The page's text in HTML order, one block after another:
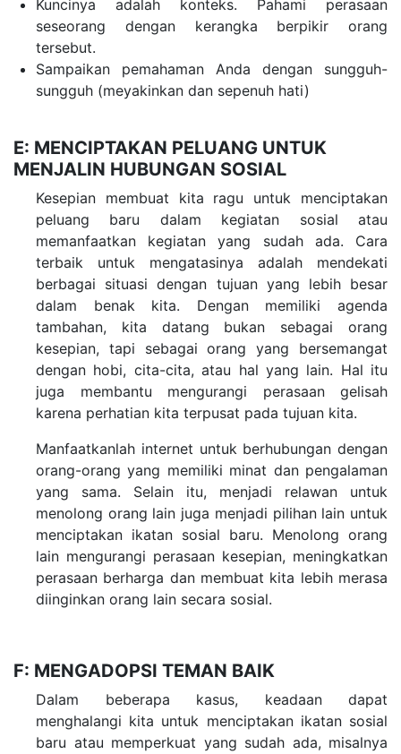
Kuncinya adalah konteks. Pahami perasaan
seseorang dengan kerangka berpikir orang
tersebut.
Sampaikan pemahaman Anda dengan sungguh-
sungguh (meyakinkan dan sepenuh hati)
E: MENCIPTAKAN PELUANG UNTUK
MENJALIN HUBUNGAN SOSIAL
Kesepian membuat kita ragu untuk menciptakan
peluang baru dalam kegiatan sosial atau
memanfaatkan kegiatan yang sudah ada. Cara
terbaik untuk mengatasinya adalah mendekati
berbagai situasi dengan tujuan yang lebih besar
dalam benak kita. Dengan memiliki agenda
tambahan, kita datang bukan sebagai orang
kesepian, tapi sebagai orang yang bersemangat
dengan hobi, cita-cita, atau hal yang lain. Hal itu
juga membantu mengurangi perasaan gelisah
karena perhatian kita terpusat pada tujuan kita.
Manfaatkanlah internet untuk berhubungan dengan
orang-orang yang memiliki minat dan pengalaman
yang sama. Selain itu, menjadi relawan untuk
menolong orang lain juga menjadi pilihan lain untuk
menciptakan ikatan sosial baru. Menolong orang
lain mengurangi perasaan kesepian, meningkatkan
perasaan berharga dan membuat kita lebih merasa
diinginkan orang lain secara sosial.
F: MENGADOPSI TEMAN BAIK
Dalam beberapa kasus, keadaan dapat
menghalangi kita untuk menciptakan ikatan sosial
baru atau memperkuat yang sudah ada, misalnya